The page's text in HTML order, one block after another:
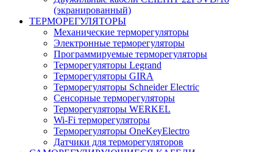
(экранированный)
ТЕРМОРЕГУЛЯТОРЫ
Механические терморегуляторы
Электронные терморегуляторы
Программируемые терморегуляторы
Терморегуляторы Legrand
Терморегуляторы GIRA
Терморегуляторы Schneider Electric
Сенсорные терморегуляторы
Терморегуляторы WERKEL
Wi-Fi терморегуляторы
Терморегуляторы OneKeyElectro
Датчики для терморегуляторов